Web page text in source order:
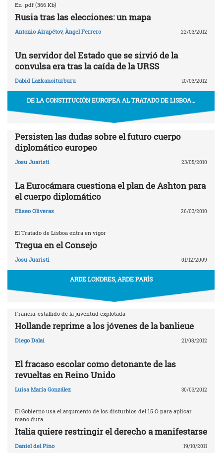
En .pdf (366 Kb)
Rusia tras las elecciones: un mapa
Antonio Airapétov, Àngel Ferrero 22/03/2012
Un servidor del Estado que se sirvió de la
convulsa era tras la caída de la URSS
Dabid Lazkanoiturburu 10/03/2012
DE LA CONSTITUCIÓN EUROPEA AL TRATADO DE LISBOA…
Persisten las dudas sobre el futuro cuerpo
diplomático europeo
Josu Juaristi 23/05/2010
La Eurocámara cuestiona el plan de Ashton para
el cuerpo diplomático
Eliseo Oliveras 26/03/2010
El Tratado de Lisboa entra en vigor
Tregua en el Consejo
Josu Juaristi 01/12/2009
ARDE LONDRES, ARDE PARÍS
Francia: estallido de la juventud explotada
Hollande reprime a los jóvenes de la banlieue
Diego Dalai 21/08/2012
El fracaso escolar como detonante de las
revueltas en Reino Unido
Luisa María González 30/03/2012
El Gobierno usa el argumento de los disturbios del 15 O para aplicar
mano dura
Italia quiere restringir el derecho a manifestarse
Daniel del Pino 19/10/2011